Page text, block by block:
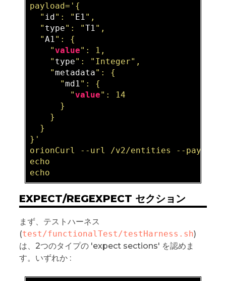
payload='{
  "
id": " E1 ",
  "
type": "T1 ",
  "
A1 ": {
    "
value": 1,
    "
type": " Integer",
    "
metadata": {
      "
md1 ": {
        "
value": 14
      }
    }
  }
}'
orionCurl --url /v2/entities --payload
echo
EXPECT/REGEXPECT セクション
まず、テストハーネス
(test/functionalTest/testHarness.sh)
は、2つのタイプの 'expect sections' を認めま
す。いずれか :